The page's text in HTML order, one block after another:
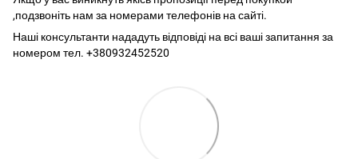
,подзвоніть нам за номерами телефонів на сайті.
Наші консультанти нададуть відповіді на всі ваші запитання за
номером тел. +380932452520